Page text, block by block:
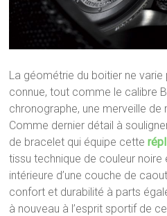
La géométrie du boitier ne
connue, tout comme le calibre
chronographe, une merveille
Comme dernier détail à
de bracelet qui équipe cette
tissu technique de couleur
intérieure d’une couche de
confort et durabilité à parts
à nouveau à l’esprit sportif de